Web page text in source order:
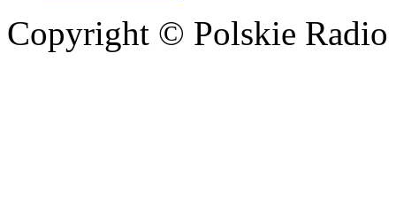
Copyright © Polskie